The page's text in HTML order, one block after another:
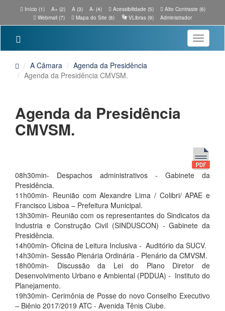
Início (1) A+ (2) A (3) A- (4) Acessibilidade (5)
Alto Contraste (6)
Webmail (7)
Mapa do Site (8) VLibras (9) Administrador
Toggle
A Câmara
Agenda da Presidência
Agenda da Presidência CMVSM.
Agenda da Presidência
CMVSM.
08h30min- Despachos administrativos - Gabinete da
Presidência.
11h00min- Reunião com Alexandre Lima / Colibri/ APAE e
Francisco Lisboa – Prefeitura Municipal.
13h30min- Reunião com os representantes do Sindicatos da
Industria e Construção Civil (SINDUSCON) - Gabinete da
Presidência.
14h00min- Oficina de Leitura Inclusiva - Auditório da SUCV.
14h30min- Sessão Plenária Ordinária - Plenário da CMVSM.
18h00min- Discussão da Lei do Plano Diretor de
Desenvolvimento Urbano e Ambiental (PDDUA) - Instituto do
Planejamento.
19h30min- Cerimônia de Posse do novo Conselho Executivo
– Biênio 2017/2019 ATC - Avenida Tênis Clube.